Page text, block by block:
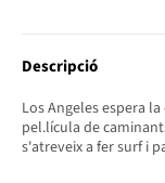
Descripció
Los Angeles espera
pel.lícula de
s'atreveix a fer surf i